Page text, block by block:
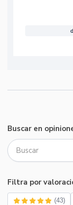
Buscar en
Filtra por
(43)